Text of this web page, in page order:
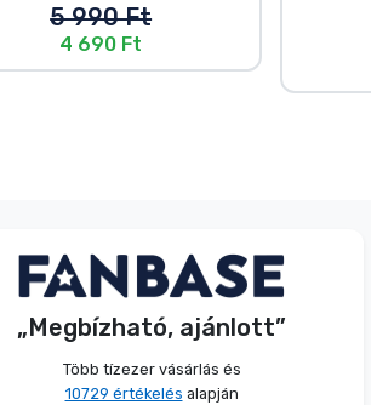
5 990 Ft
4 690 Ft
„Megbízható, ajánlott”
Több tízezer vásárlás és
10729 értékelés alapján
V. Éva Vásárló
2026. 08. 06.